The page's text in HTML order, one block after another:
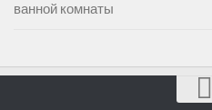
ванной комнаты